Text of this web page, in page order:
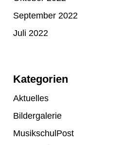
September 2022
Juli 2022
Kategorien
Aktuelles
Bildergalerie
MusikschulPost